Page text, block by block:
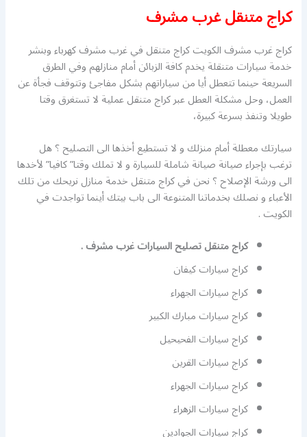
كراج متنقل غرب مشرف
كراج غرب مشرف الكويت كراج متنقل في غرب مشرف كهرباء وبنشر
خدمة سيارات متنقلة يخدم كافة الزبائن أمام منازلهم وفي الطرق
السريعة حينما تتعطل أيا من سياراتهم بشكل مفاجئ وتتوقف فجأة عن
العمل، وحل مشكلة العطل عبر كراج متنقل عملية لا تستغرق وقتا
طويلا وتنفذ بسرعة كبيرة،
سيارتك معطلة أمام منزلك و لا تستطيع أخذها الى التصليح ؟ هل
ترغب بإجراء صيانة صيانة شاملة للسيارة و لا تملك وقتا” كافيا” لأخدها
الى ورشة الإصلاح ؟ نحن في كراج متنقل خدمة منازل نريحك من تلك
الأعباء و نصلك بخدماتنا المتنوعة الى باب بيتك أينما تواجدت في
الكويت .
كراج متنقل تصليح السيارات غرب مشرف .
كراج سيارات كيفان
كراج سيارات الجهراء
كراج سيارات مبارك الكبير
كراج سيارات الفحيحيل
كراج سيارات القرين
كراج سيارات الجهراء
كراج سيارات الزهراء